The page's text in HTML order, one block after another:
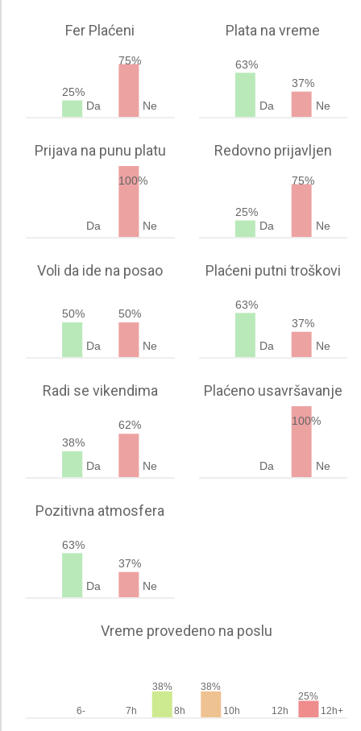
Fer Plaćeni
25%
Da
75%
Ne
Plata na vreme
63%
Da
37%
Ne
Prijava na punu platu
Da
100%
Ne
Redovno prijavljen
25%
Da
75%
Ne
Voli da ide na posao
50%
Da
50%
Ne
Plaćeni putni troškovi
63%
Da
37%
Ne
Radi se vikendima
38%
Da
62%
Ne
Plaćeno usavršavanje
Da
100%
Ne
Pozitivna atmosfera
63%
Da
37%
Ne
Vreme provedeno na poslu
6- 7h
38%
8h
38%
10h 12h
25%
12h+